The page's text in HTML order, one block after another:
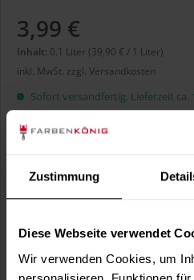
Zustimmung
Diese Webseite verwendet
Wir verwenden Cookies, um
3,99 €
Inhalt: 0.1 Liter (39,90 € / 1 Liter)
inkl. MwSt. zzgl. Versandkosten
Sofort versandfertig, Lieferzeit ca.
Liter:
Verbrauch berechnen